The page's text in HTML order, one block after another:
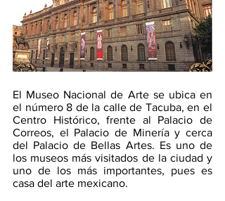
El Museo Nacional de Arte se ubica en
el número 8 de la calle de Tacuba, en el
Centro Histórico, frente al Palacio de
Correos, el Palacio de Minería y cerca
del Palacio de Bellas Artes. Es uno de
los museos más visitados de la ciudad y
uno de los más importantes, pues es
casa del arte mexicano.